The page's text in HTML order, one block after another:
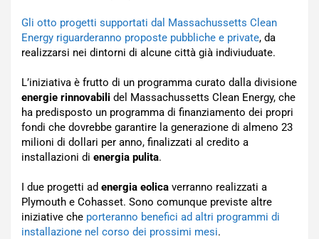
Gli otto progetti supportati dal Massachussetts Clean
Energy riguarderanno proposte pubbliche e private, da
realizzarsi nei dintorni di alcune città già indiviuduate.
L’iniziativa è frutto di un programma curato dalla divisione
energie rinnovabili del Massachussetts Clean Energy, che
ha predisposto un programma di finanziamento dei propri
fondi che dovrebbe garantire la generazione di almeno 23
milioni di dollari per anno, finalizzati al credito a
installazioni di energia pulita.
I due progetti ad energia eolica verranno realizzati a
Plymouth e Cohasset. Sono comunque previste altre
iniziative che porteranno benefici ad altri programmi di
installazione nel corso dei prossimi mesi.